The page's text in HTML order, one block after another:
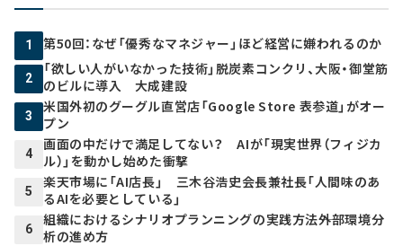
1 第50回：なぜ「優秀なマネジャー」ほど経営に嫌われるのか
2
「欲しい人がいなかった技術」脱炭素コンクリ、大阪・御堂筋
のビルに導入 大成建設
3
米国外初のグーグル直営店「Google Store 表参道」がオー
プン
4
画面の中だけで満足してない？ AIが「現実世界（フィジカ
ル）」を動かし始めた衝撃
5
楽天市場に「AI店長」 三木谷浩史会長兼社長「人間味のあ
るAIを必要としている」
6
組織におけるシナリオプランニングの実践方法――外部環境分
析の進め方